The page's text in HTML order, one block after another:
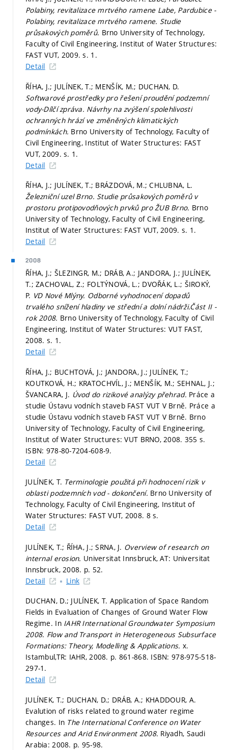
Polabiny, revitalizace mrtvého ramene Labe, Pardubice -
Polabiny, revitalizace mrtvého ramene. Studie
průsakových poměrů. Brno University of Technology,
Faculty of Civil Engineering, Institut of Water Structures:
FAST VUT, 2009.s. 1.
Detail
ŘÍHA, J.; JULÍNEK, T.; MENŠÍK, M.; DUCHAN, D.
Softwarové prostředky pro řešení proudění podzemní
vody-Dílčí zpráva. Návrhy na zvýšení spolehlivosti
ochranných hrází ve změněných klimatických
podmínkách. Brno University of Technology, Faculty of
Civil Engineering, Institut of Water Structures: FAST
VUT, 2009.s. 1.
Detail
ŘÍHA, J.; JULÍNEK, T.; BRÁZDOVÁ, M.; CHLUBNA, L.
Železniční uzel Brno. Studie průsakových poměrů v
prostoru protipovodňových prvků pro ŽUB Brno. Brno
University of Technology, Faculty of Civil Engineering,
Institut of Water Structures: FAST VUT, 2009. s. 1.
Detail
2008
ŘÍHA, J.; ŠLEZINGR, M.; DRÁB, A.; JANDORA, J.; JULÍNEK,
T.; ZACHOVAL, Z.; FOLTÝNOVÁ, L.; DVOŘÁK, L.; ŠIROKÝ,
P. VD Nové Mlýny. Odborné vyhodnocení dopadů
trvalého snížení hladiny ve střední a dolní nádrži.Část II -
rok 2008. Brno University of Technology, Faculty of Civil
Engineering, Institut of Water Structures: VUT FAST,
2008. s. 1.
Detail
ŘÍHA, J.; BUCHTOVÁ, J.; JANDORA, J.; JULÍNEK, T.;
KOUTKOVÁ, H.; KRATOCHVÍL, J.; MENŠÍK, M.; SEHNAL, J.;
ŠVANCARA, J. Úvod do rizikové analýzy přehrad. Práce a
studie Ústavu vodních staveb FAST VUT V Brně. Práce a
studie Ústavu vodních staveb FAST VUT V Brně. Brno
University of Technology, Faculty of Civil Engineering,
Institut of Water Structures: VUT BRNO, 2008. 355 s.
ISBN: 978-80-7204-608-9.
Detail
JULÍNEK, T. Terminologie použitá při hodnocení rizik v
oblasti podzemních vod - dokončení. Brno University of
Technology, Faculty of Civil Engineering, Institut of
Water Structures: FAST VUT, 2008. 8 s.
Detail
JULÍNEK, T.; ŘÍHA, J.; SRNA, J. Overview of research on
internal erosion. Universitat Innsbruck, AT: Universitat
Innsbruck, 2008. p. 52.
Detail
Link
DUCHAN, D.; JULÍNEK, T. Application of Space Random
Fields in Evaluation of Changes of Ground Water Flow
Regime. In IAHR International Groundwater Symposium
2008. Flow and Transport in Heterogeneous Subsurface
Formations: Theory, Modelling & Applications. x.
Istambul,TR: IAHR, 2008. p. 861-868. ISBN: 978-975-518-
297-1.
Detail
JULÍNEK, T.; DUCHAN, D.; DRÁB, A.; KHADDOUR, A.
Evalution of risks related to ground water regime
changes. In The International Conference on Water
Resources and Arid Environment 2008. Riyadh, Saudi
Arabia: 2008. p. 95-98.